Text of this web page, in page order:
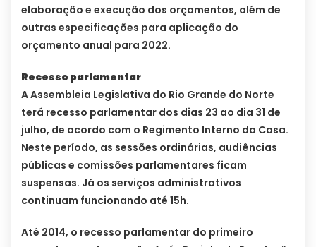
elaboração e execução dos orçamentos, além de
outras especificações para aplicação do
orçamento anual para 2022.
Recesso parlamentar
A Assembleia Legislativa do Rio Grande do Norte
terá recesso parlamentar dos dias 23 ao dia 31 de
julho, de acordo com o Regimento Interno da Casa.
Neste período, as sessões ordinárias, audiências
públicas e comissões parlamentares ficam
suspensas. Já os serviços administrativos
continuam funcionando até 15h.
Até 2014, o recesso parlamentar do primeiro